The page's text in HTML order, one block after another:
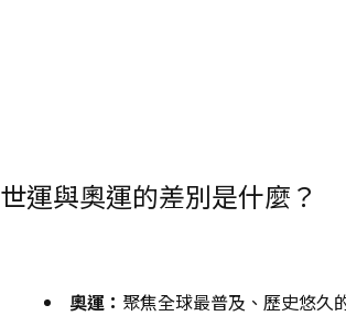
世運與奧運的差別是什麼？
奧運： 聚焦全球最普及、歷史悠久